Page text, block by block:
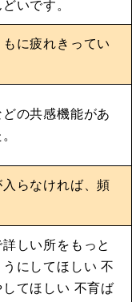
いです。
に疲れきってい
の共感機能があ
らなければ、頻
しい所をもっと
にしてほしい 不
てほしい 不育ば